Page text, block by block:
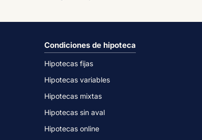
Condiciones de hipoteca
Hipotecas fijas
Hipotecas variables
Hipotecas mixtas
Hipotecas sin aval
Hipotecas online